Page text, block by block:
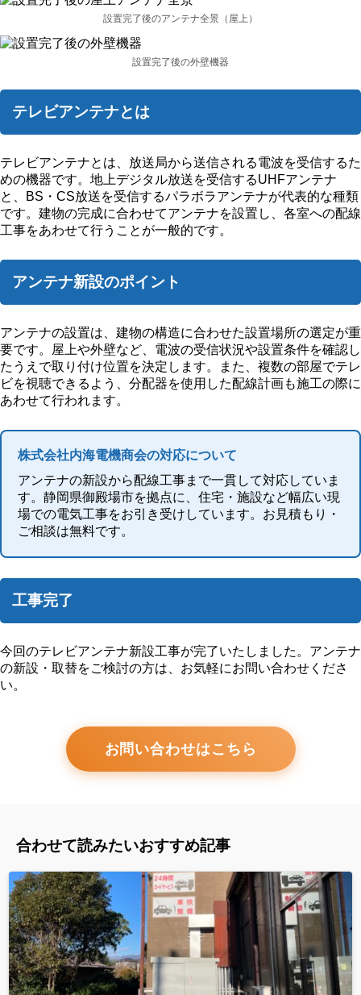
設置完了後のアンテナ全景（屋上）
設置完了後の外壁機器
テレビアンテナとは
テレビアンテナとは、放送局から送信される電波を受信するた
めの機器です。地上デジタル放送を受信するUHFアンテナ
と、BS・CS放送を受信するパラボラアンテナが代表的な種類
です。建物の完成に合わせてアンテナを設置し、各室への配線
工事をあわせて行うことが一般的です。
アンテナ新設のポイント
アンテナの設置は、建物の構造に合わせた設置場所の選定が重
要です。屋上や外壁など、電波の受信状況や設置条件を確認し
たうえで取り付け位置を決定します。また、複数の部屋でテレ
ビを視聴できるよう、分配器を使用した配線計画も施工の際に
あわせて行われます。
株式会社内海電機商会の対応について
アンテナの新設から配線工事まで一貫して対応していま
す。静岡県御殿場市を拠点に、住宅・施設など幅広い現
場での電気工事をお引き受けしています。お見積もり・
ご相談は無料です。
工事完了
今回のテレビアンテナ新設工事が完了いたしました。アンテナ
の新設・取替をご検討の方は、お気軽にお問い合わせくださ
い。
お問い合わせはこちら
合わせて読みたいおすすめ記事